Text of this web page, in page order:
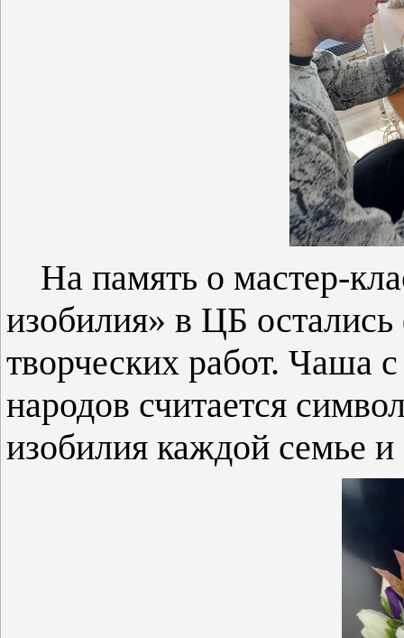
На память о мастер-
изобилия» в ЦБ
творческих работ. Чаша
народов считается
изобилия каждой семье и